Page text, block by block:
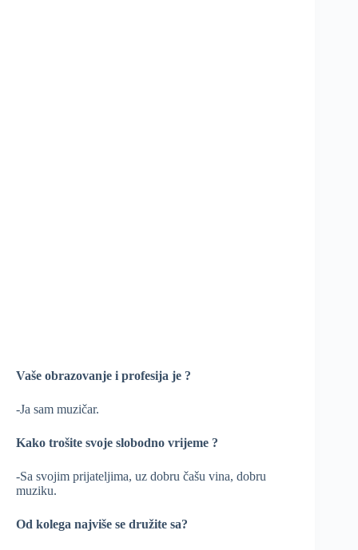
Vaše obrazovanje i profesija je ?
-Ja sam muzičar.
Kako trošite svoje slobodno vrijeme ?
-Sa svojim prijateljima, uz dobru čašu vina, dobru
muziku.
Od kolega najviše se družite sa?